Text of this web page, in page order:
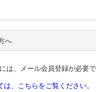
へ
は、メール会員登録が必要で
、こちらをご覧ください。